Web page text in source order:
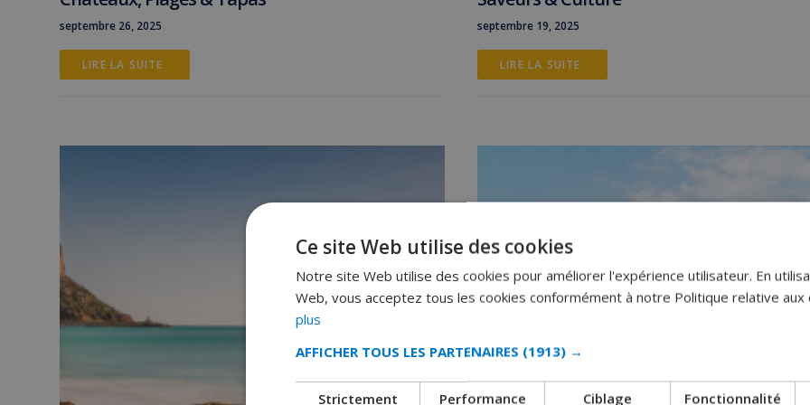
septembre 26, 2025
LIRE LA SUITE
septembre 19, 2025
LIRE LA SUITE
Ce site Web utilise des cookies
Notre site Web utilise des cookies pour améliorer l'expérience utilisateur. En
Web, vous acceptez tous les cookies conformément à notre Politique relative aux
plus
AFFICHER TOUS LES PARTENAIRES (1913) →
Strictement
Performance Ciblage Fonctionnalité